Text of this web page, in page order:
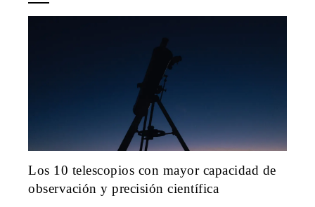
Los 10 telescopios con mayor capacidad de
observación y precisión científica